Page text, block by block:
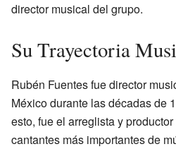
director musical del grupo.
Su Trayectoria
Rubén Fuentes fue director
México durante las décadas de
esto, fue el arreglista y
cantantes más importantes de